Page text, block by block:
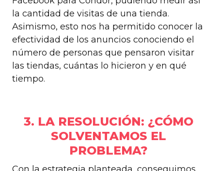
la cantidad de visitas de una tienda.
Asimismo, esto nos ha permitido conocer la
efectividad de los anuncios conociendo el
número de personas que pensaron visitar
las tiendas, cuántas lo hicieron y en qué
tiempo.
3. LA RESOLUCIÓN: ¿CÓMO
SOLVENTAMOS EL
PROBLEMA?